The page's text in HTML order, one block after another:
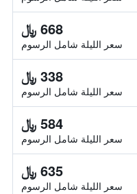
668 ﷼
سعر الليلة شامل الرسوم
338 ﷼
سعر الليلة شامل الرسوم
584 ﷼
سعر الليلة شامل الرسوم
635 ﷼
سعر الليلة شامل الرسوم